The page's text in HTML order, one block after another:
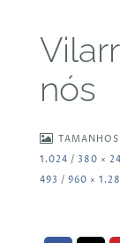
nós
1.024 / 380 ×
493 / 960 ×